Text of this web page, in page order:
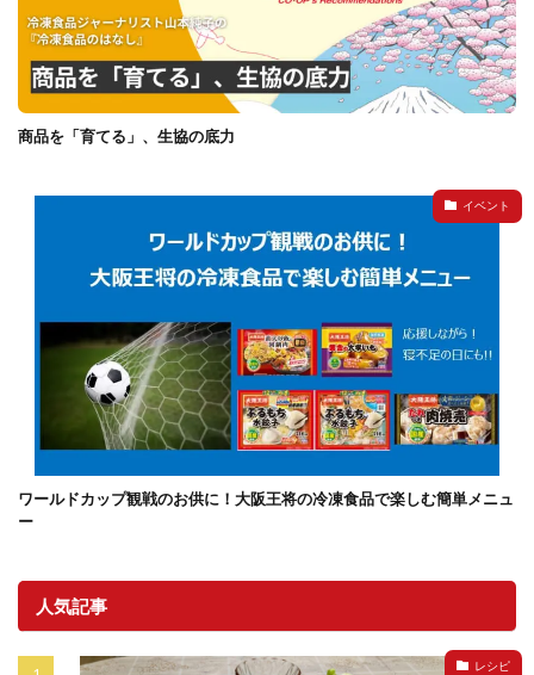
商品を「育てる」、生協の底力
イベント
ワールドカップ観戦のお供に！大阪王将の冷凍食品で楽しむ簡単メニュ
ー
人気記事
レシピ